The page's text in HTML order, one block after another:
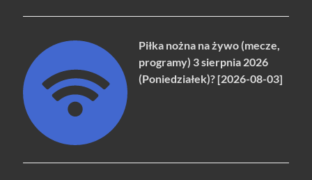
Piłka nożna na żywo (mecze,
programy) 3 sierpnia 2026
(Poniedziałek)? [2026-08-03]